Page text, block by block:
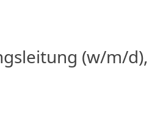
(w/m/d),